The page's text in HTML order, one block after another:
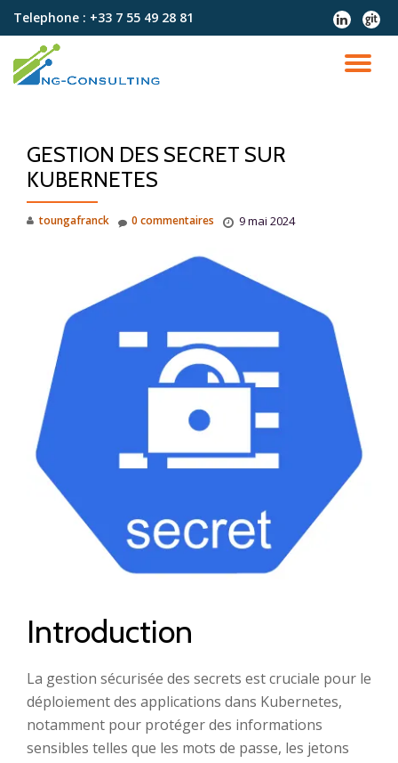
contenu
Telephone : +33 7 55 49 28 81
fa-
linkedin
fa-
git
GESTION DES SECRET SUR
KUBERNETES
toungafranck 9 mai 2024
0 commentaires
Introduction
La gestion sécurisée des secrets est cruciale pour le
déploiement des applications dans Kubernetes,
notamment pour protéger des informations
sensibles telles que les mots de passe, les jetons